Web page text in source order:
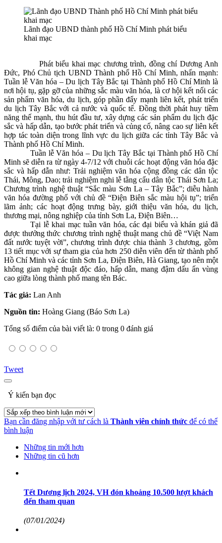
Lãnh đạo UBND thành phố Hồ Chí Minh phát biểu
khai mạc
Phát biểu khai mạc chương trình, đồng chí Dương Anh
Đức, Phó Chủ tịch UBND Thành phố Hồ Chí Minh, nhấn mạnh:
Tuần lễ Văn hóa – Du lịch Tây Bắc tại Thành phố Hồ Chí Minh là
nơi hội tụ, gặp gỡ của những sắc màu văn hóa, là cơ hội kết nối các
sản phẩm văn hóa, du lịch, góp phần đẩy mạnh liên kết, phát triển
du lịch Tây Bắc với cả nước và quốc tế. Đồng thời phát huy tiềm
năng thế mạnh, thu hút đầu tư, xây dựng các sản phẩm du lịch đặc
sắc và hấp dẫn, tạo bước phát triển và củng cố, nâng cao sự liên kết
hợp tác toàn diện trong lĩnh vực du lịch giữa các tỉnh Tây Bắc và
Thành phố Hồ Chí Minh.
Tuần lễ Văn hóa – Du lịch Tây Bắc tại Thành phố Hồ Chí
Minh sẽ diễn ra từ ngày 4-7/12 với chuỗi các hoạt động văn hóa đặc
sắc và hấp dẫn như: Trải nghiệm văn hóa cộng đồng các dân tộc
Thái, Mông, Dao; trải nghiệm nghi lễ tằng cẩu dân tộc Thái Sơn La;
Chương trình nghệ thuật “Sắc màu Sơn La – Tây Bắc”; diễu hành
văn hóa đường phố với chủ đề “Điện Biên sắc màu hội tụ”; triển
lãm ảnh; các hoạt động trưng bày, giới thiệu văn hóa, du lịch,
thương mại, nông nghiệp của tỉnh Sơn La, Điện Biên…
Tại lễ khai mạc tuần văn hóa, các đại biểu và khán giả đã
được thưởng thức chương trình nghệ thuật mang chủ đề “Việt Nam
đất nước tuyệt vời”, chương trình được chia thành 3 chương, gồm
13 tiết mục với sự tham gia của hơn 250 diễn viên đến từ thành phố
Hồ Chí Minh và các tỉnh Sơn La, Điện Biên, Hà Giang, tạo nên một
không gian nghệ thuật độc đáo, hấp dẫn, mang đậm dấu ấn vùng
cao giữa lòng thành phố mang tên Bác.
Tác giả: Lan Anh
Nguồn tin: Hoàng Giang (Báo Sơn La)
Tổng số điểm của bài viết là: 0 trong 0 đánh giá
Tweet
Ý kiến bạn đọc
Bạn cần đăng nhập với tư cách là Thành viên chính thức để có thể
bình luận
Những tin mới hơn
Những tin cũ hơn
Tết Dương lịch 2024, VH đón khoảng 10.500 lượt khách
đến tham quan
(07/01/2024)